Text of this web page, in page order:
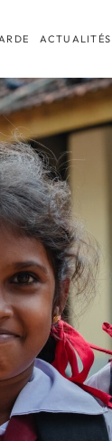
ACTUALITÉS